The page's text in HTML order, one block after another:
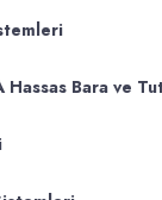
Hassas Bara ve